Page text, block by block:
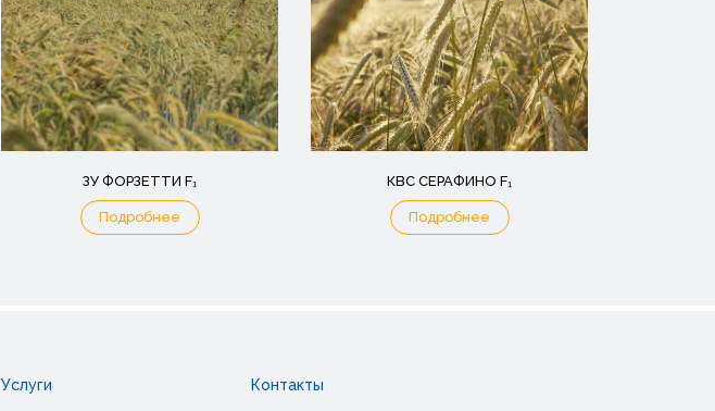
ЗУ ФОРЗЕТТИ F₁
Подробнее
КВС СЕРАФИНО F₁
Подробнее
Услуги Контакты